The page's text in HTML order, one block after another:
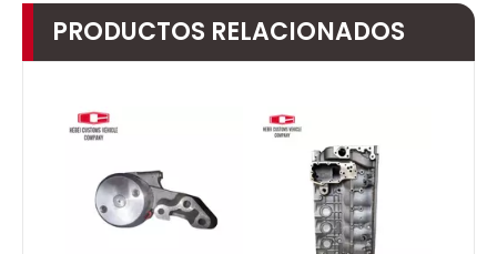
PRODUCTOS RELACIONADOS